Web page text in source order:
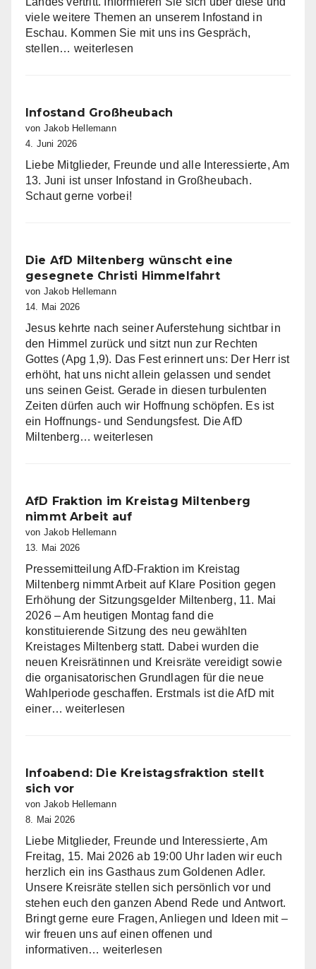
viele weitere Themen an unserem Infostand in
Eschau. Kommen Sie mit uns ins Gespräch,
stellen… Infostand
weiterlesen
Infostand Großheubach
von Jakob Hellemann
4. Juni 2026
Liebe Mitglieder, Freunde und alle Interessierte, Am
13. Juni ist unser Infostand in Großheubach.
Schaut gerne vorbei!
Die AfD Miltenberg wünscht eine
gesegnete Christi Himmelfahrt
von Jakob Hellemann
14. Mai 2026
Jesus kehrte nach seiner Auferstehung sichtbar in
den Himmel zurück und sitzt nun zur Rechten
Gottes (Apg 1,9). Das Fest erinnert uns: Der Herr ist
erhöht, hat uns nicht allein gelassen und sendet
uns seinen Geist. Gerade in diesen turbulenten
Zeiten dürfen auch wir Hoffnung schöpfen. Es ist
ein Hoffnungs- und Sendungsfest. Die AfD
Miltenberg…Die
eine
gesegnete
Christi
weiterlesen
AfD Fraktion im Kreistag Miltenberg
nimmt Arbeit auf
von Jakob Hellemann
13. Mai 2026
Pressemitteilung AfD-Fraktion im Kreistag
Miltenberg nimmt Arbeit auf Klare Position gegen
Erhöhung der Sitzungsgelder Miltenberg, 11. Mai
2026 – Am heutigen Montag fand die
konstituierende Sitzung des neu gewählten
Kreistages Miltenberg statt. Dabei wurden die
neuen Kreisrätinnen und Kreisräte vereidigt sowie
die organisatorischen Grundlagen für die neue
Wahlperiode geschaffen. Erstmals ist die AfD mit
einer…AfD
Miltenberg
nimmt
Arbeit
auf
weiterlesen
Infoabend: Die Kreistagsfraktion stellt
sich vor
von Jakob Hellemann
8. Mai 2026
Liebe Mitglieder, Freunde und Interessierte, Am
Freitag, 15. Mai 2026 ab 19:00 Uhr laden wir euch
herzlich ein ins Gasthaus zum Goldenen Adler.
Unsere Kreisräte stellen sich persönlich vor und
stehen euch den ganzen Abend Rede und Antwort.
Bringt gerne eure Fragen, Anliegen und Ideen mit –
wir freuen uns auf einen offenen und
informativen… Infoabend:
weiterlesen